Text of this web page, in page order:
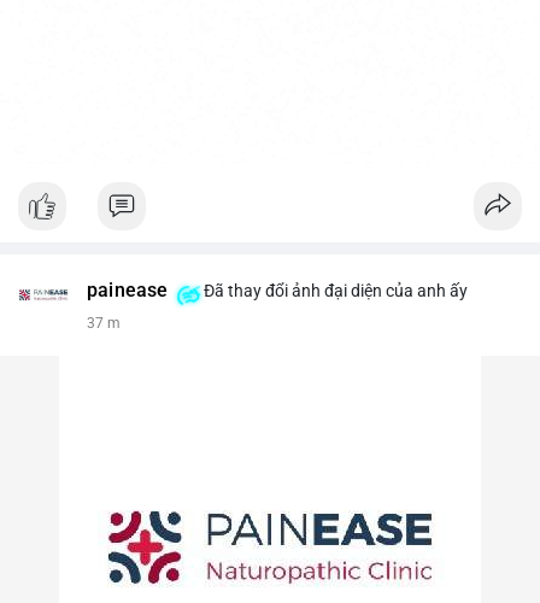
painease Đã thay đổi ảnh đại diện của anh ấy
37 m